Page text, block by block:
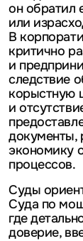
он обратил
или
В
критично
и
следствие
корыстную
и
документы,
экономику
процессов.
Суды
Суда по
где
доверие,